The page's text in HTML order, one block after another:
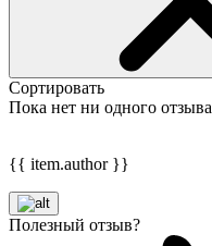
Сортировать
Пока нет ни одного отзыва
{{ item.author }}
Полезный отзыв?